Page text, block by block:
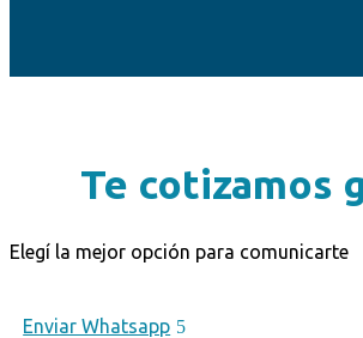
Te cotizamos
Elegí la mejor opción para comunicarte
Enviar Whatsapp